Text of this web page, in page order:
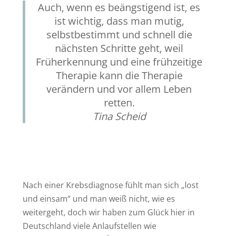
Auch, wenn es beängstigend ist, es
ist wichtig, dass man mutig,
selbstbestimmt und schnell die
nächsten Schritte geht, weil
Früherkennung und eine frühzeitige
Therapie kann die Therapie
verändern und vor allem Leben
retten.
Tina Scheid
Nach einer Krebsdiagnose fühlt man sich „lost
und einsam“ und man weiß nicht, wie es
weitergeht, doch wir haben zum Glück hier in
Deutschland viele Anlaufstellen wie